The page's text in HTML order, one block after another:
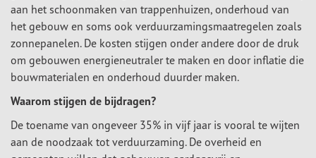
aan het schoonmaken van trappenhuizen, onderhoud van
het gebouw en soms ook verduurzamingsmaatregelen zoals
zonnepanelen. De kosten stijgen onder andere door de druk
om gebouwen energieneutraler te maken en door inflatie die
bouwmaterialen en onderhoud duurder maken.
Waarom stijgen de bijdragen?
De toename van ongeveer 35% in vijf jaar is vooral te wijten
aan de noodzaak tot verduurzaming. De overheid en